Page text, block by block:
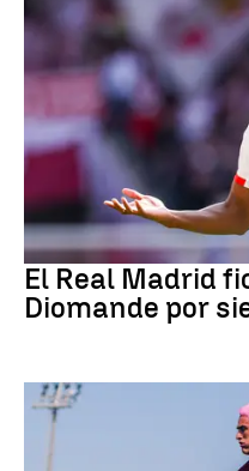
Fútbol
El Real Madrid
Diomande por